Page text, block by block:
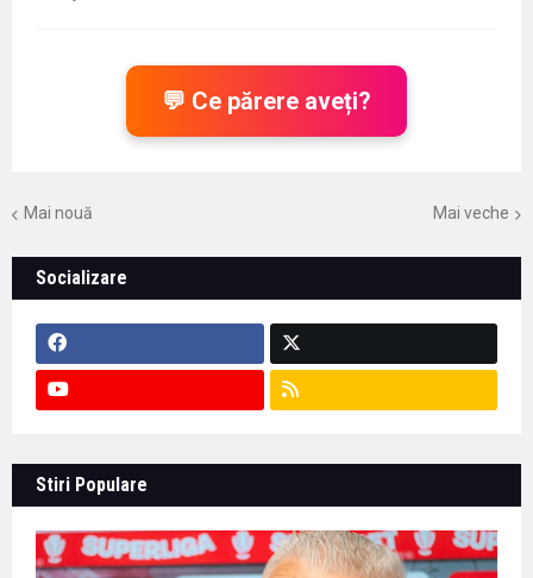
💬 Ce părere aveți?
Mai nouă Mai veche
Socializare
Stiri Populare